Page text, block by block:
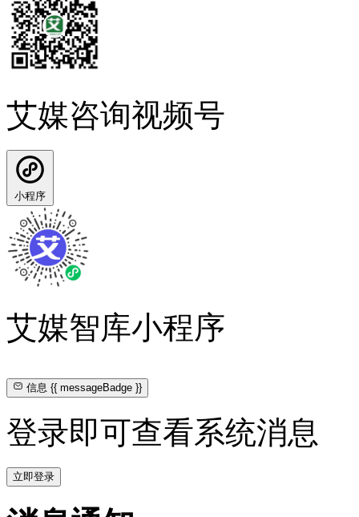
艾媒咨询视频号
小程序
艾媒智库小程序
信息{{ messageBadge }}
登录即可查看系统消息
立即登录